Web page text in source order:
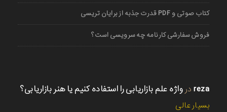
کتاب صوتی و PDF قدرت جذبه از برایان تریسی
فروش سفارشی کارنامه چه سرویسی است؟
reza در واژه علم بازاریابی را استفاده کنیم یا هنر بازاریابی؟
بسیار عالی